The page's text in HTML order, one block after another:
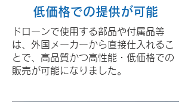
低価格での提供が可能
ドローンで使用する部品や付属品等
は、外国メーカーから直接仕入れるこ
とで、高品質かつ高性能・低価格での
販売が可能になりました。